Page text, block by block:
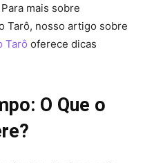
mais sobre
Tarô, nosso artigo sobre
Tarô oferece dicas
O Que o